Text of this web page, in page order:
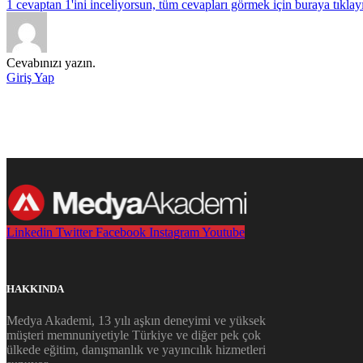
1 cevaptan 1'ini inceliyorsun, tüm cevapları görmek için buraya
Cevabınızı yazın.
Giriş Yap
Linkedin Twitter Facebook InstagramYoutube
HAKKINDA
Medya Akademi, 13 yılı aşkın deneyimi ve yüksek
müşteri memnuniyetiyle Türkiye ve diğer pek çok
ülkede eğitim, danışmanlık ve yayıncılık hizmetleri